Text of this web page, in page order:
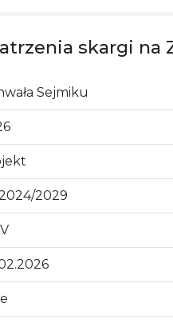
skargi
Sejmiku
2029